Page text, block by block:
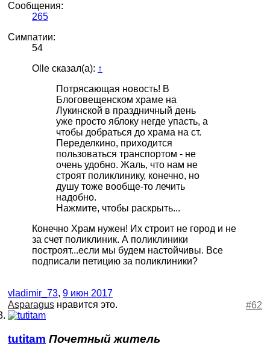
Сообщения:
265
Симпатии:
54
Olle сказал(а): ↑
Потрясающая новость! В
Блоговещенском храме на
Лукинской в праздничный день
уже просто яблоку негде упасть, а
чтобы добраться до храма на ст.
Переделкино, приходится
пользоваться транспортом - не
очень удобно. Жаль, что нам не
строят поликлинику, конечно, но
душу тоже вообще-то лечить
надобно.
Нажмите, чтобы раскрыть...
Конечно Храм нужен! Их строит не город и не
за счет поликлиник. А поликлиники
построят...если мы будем настойчивы. Все
подписали петицию за поликлиники?
vladimir_73, 9 июн 2017
#62
Asparagus нравится это.
tutitam Почетный житель